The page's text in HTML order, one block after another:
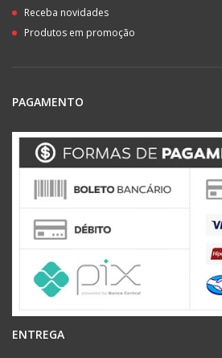
Receba novidades
Produtos em promoção
PAGAMENTO
ENTREGA